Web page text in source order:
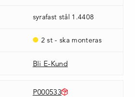
syrafast stål 1.4408
2 st - ska monteras
Bli E-Kund
P000533